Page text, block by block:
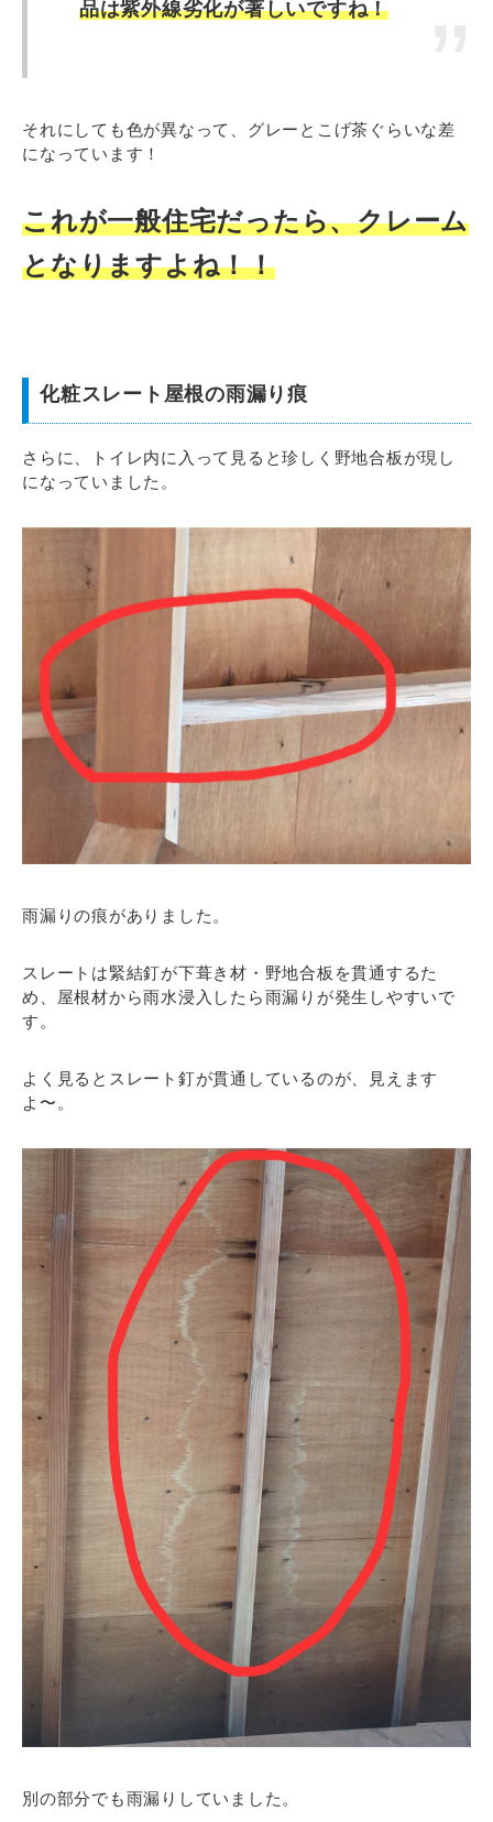
品は紫外線劣化が著しいですね！
それにしても色が異なって、グレーとこげ茶ぐらいな差
になっています！
これが一般住宅だったら、クレーム
となりますよね！！
化粧スレート屋根の雨漏り痕
さらに、トイレ内に入って見ると珍しく野地合板が現し
になっていました。
雨漏りの痕がありました。
スレートは緊結釘が下葺き材・野地合板を貫通するた
め、屋根材から雨水浸入したら雨漏りが発生しやすいで
す。
よく見るとスレート釘が貫通しているのが、見えます
よ〜。
別の部分でも雨漏りしていました。